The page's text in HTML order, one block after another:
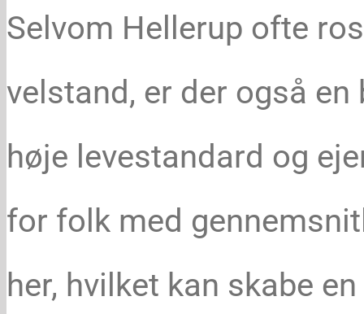
Selvom Hellerup ofte
velstand, er der også
høje levestandard og
for folk med
her, hvilket kan skabe